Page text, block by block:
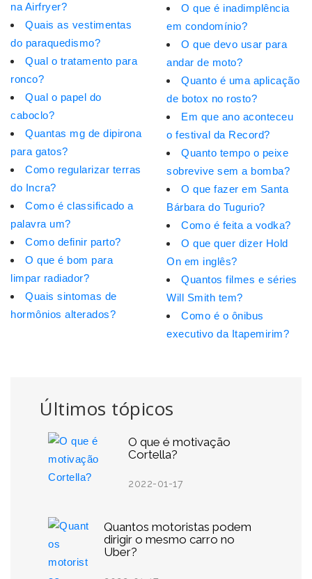
Últimos tópicos
O que é motivação
Cortella?
2022-01-17
Quantos motoristas podem
dirigir o mesmo carro no
Uber?
na Airfryer?
Quais as vestimentas
do paraquedismo?
Qual o tratamento para
ronco?
Qual o papel do
caboclo?
Quantas mg de dipirona
para gatos?
Como regularizar terras
do Incra?
Como é classificado a
palavra um?
Como definir parto?
O que é bom para
limpar radiador?
Quais sintomas de
hormônios alterados?
O que é inadimplência
em condomínio?
O que devo usar para
andar de moto?
Quanto é uma aplicação
de botox no rosto?
Em que ano aconteceu
o festival da Record?
Quanto tempo o peixe
sobrevive sem a bomba?
O que fazer em Santa
Bárbara do Tugurio?
Como é feita a vodka?
O que quer dizer Hold
On em inglês?
Quantos filmes e séries
Will Smith tem?
Como é o ônibus
executivo da Itapemirim?